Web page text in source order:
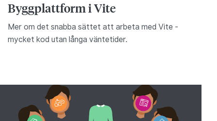
Byggplattform i Vite
Mer om det snabba sättet att arbeta med Vite -
mycket kod utan långa väntetider.